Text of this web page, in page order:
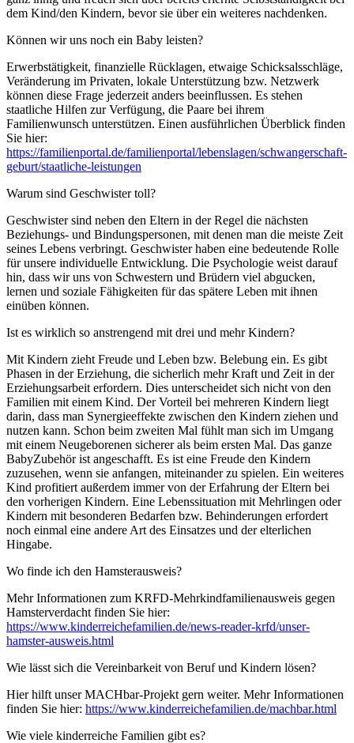
dem Kind/den Kindern, bevor sie über ein weiteres nachdenken.
Können wir uns noch ein Baby leisten?
Erwerbstätigkeit, finanzielle Rücklagen, etwaige Schicksalsschläge,
Veränderung im Privaten, lokale Unterstützung bzw. Netzwerk
können diese Frage jederzeit anders beeinflussen. Es stehen
staatliche Hilfen zur Verfügung, die Paare bei ihrem
Familienwunsch unterstützen. Einen ausführlichen Überblick finden
Sie hier:
https://familienportal.de/familienportal/lebenslagen/schwangerschaft-
geburt/staatliche-leistungen
Warum sind Geschwister toll?
Geschwister sind neben den Eltern in der Regel die nächsten
Beziehungs- und Bindungspersonen, mit denen man die meiste Zeit
seines Lebens verbringt. Geschwister haben eine bedeutende Rolle
für unsere individuelle Entwicklung. Die Psychologie weist darauf
hin, dass wir uns von Schwestern und Brüdern viel abgucken,
lernen und soziale Fähigkeiten für das spätere Leben mit ihnen
einüben können.
Ist es wirklich so anstrengend mit drei und mehr Kindern?
Mit Kindern zieht Freude und Leben bzw. Belebung ein. Es gibt
Phasen in der Erziehung, die sicherlich mehr Kraft und Zeit in der
Erziehungsarbeit erfordern. Dies unterscheidet sich nicht von den
Familien mit einem Kind. Der Vorteil bei mehreren Kindern liegt
darin, dass man Synergieeffekte zwischen den Kindern ziehen und
nutzen kann. Schon beim zweiten Mal fühlt man sich im Umgang
mit einem Neugeborenen sicherer als beim ersten Mal. Das ganze
BabyZubehör ist angeschafft. Es ist eine Freude den Kindern
zuzusehen, wenn sie anfangen, miteinander zu spielen. Ein weiteres
Kind profitiert außerdem immer von der Erfahrung der Eltern bei
den vorherigen Kindern. Eine Lebenssituation mit Mehrlingen oder
Kindern mit besonderen Bedarfen bzw. Behinderungen erfordert
noch einmal eine andere Art des Einsatzes und der elterlichen
Hingabe.
Wo finde ich den Hamsterausweis?
Mehr Informationen zum KRFD-Mehrkindfamilienausweis gegen
Hamsterverdacht finden Sie hier:
https://www.kinderreichefamilien.de/news-reader-krfd/unser-
hamster-ausweis.html
Wie lässt sich die Vereinbarkeit von Beruf und Kindern lösen?
Hier hilft unser MACHbar-Projekt gern weiter. Mehr Informationen
finden Sie hier: https://www.kinderreichefamilien.de/machbar.html
Wie viele kinderreiche Familien gibt es?